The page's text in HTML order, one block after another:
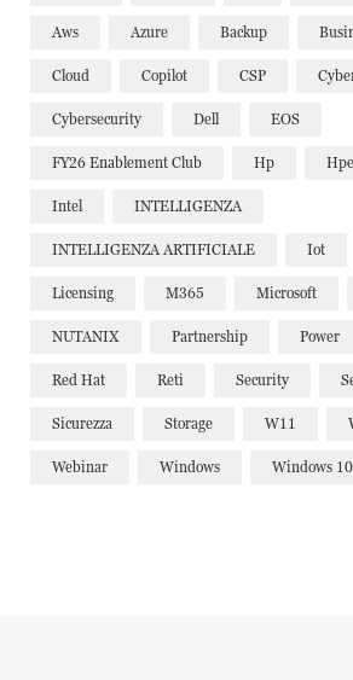
Aws Azure Backup
Cloud Copilot CSP
Cybersecurity Dell EOS
FY26 Enablement Club Hp Hpe
Intel INTELLIGENZA
INTELLIGENZA ARTIFICIALE Iot
Licensing M365 Microsoft
NUTANIX Partnership Power
Red Hat Reti Security
Sicurezza Storage W11
Webinar Windows Windows 10